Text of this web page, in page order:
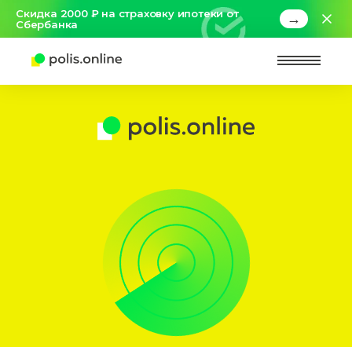
Скидка 2000 ₽ на страховку ипотеки от
Сбербанка
→